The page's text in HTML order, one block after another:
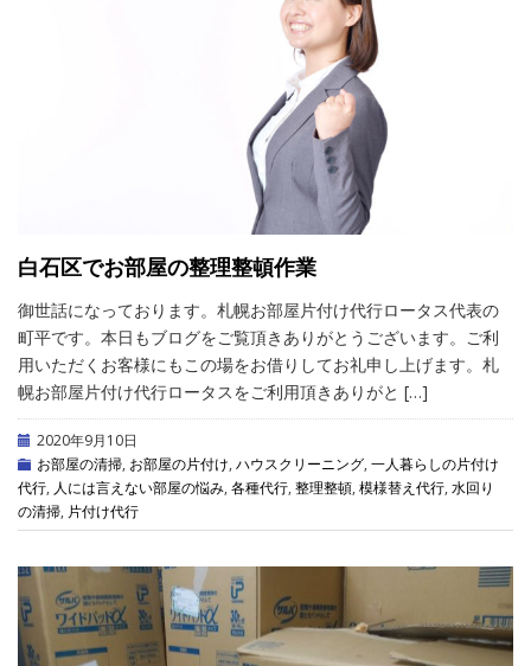
白石区でお部屋の整理整頓作業
御世話になっております。札幌お部屋片付け代行ロータス代表の
町平です。本日もブログをご覧頂きありがとうございます。ご利
用いただくお客様にもこの場をお借りしてお礼申し上げます。札
幌お部屋片付け代行ロータスをご利用頂きありがと […]
2020年9月10日
お部屋の清掃, お部屋の片付け, ハウスクリーニング, 一人暮らしの片付け
代行, 人には言えない部屋の悩み, 各種代行, 整理整頓, 模様替え代行, 水回り
の清掃, 片付け代行